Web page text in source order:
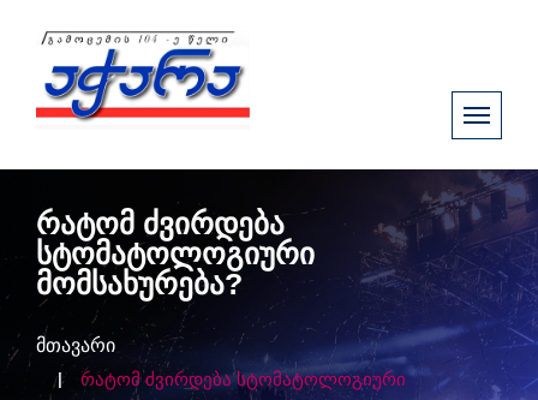
რატომ ძვირდება
სტომატოლოგიური
მომსახურება?
მთავარი
რატომ ძვირდება სტომატოლოგიური